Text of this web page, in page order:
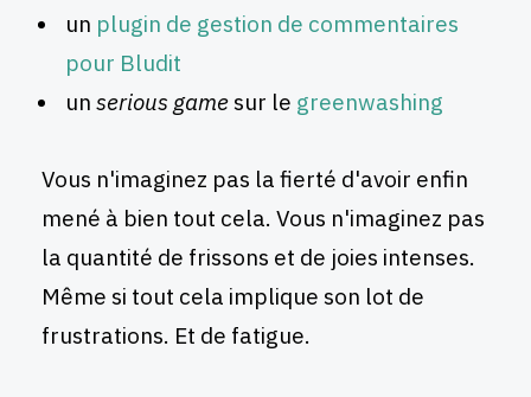
un plugin de gestion de commentaires
pour Bludit
un serious gamesur le greenwashing
Vous n'imaginez pas la fierté d'avoir enfin
mené à bien tout cela. Vous n'imaginez pas
la quantité de frissons et de joies intenses.
Même si tout cela implique son lot de
frustrations. Et de fatigue.